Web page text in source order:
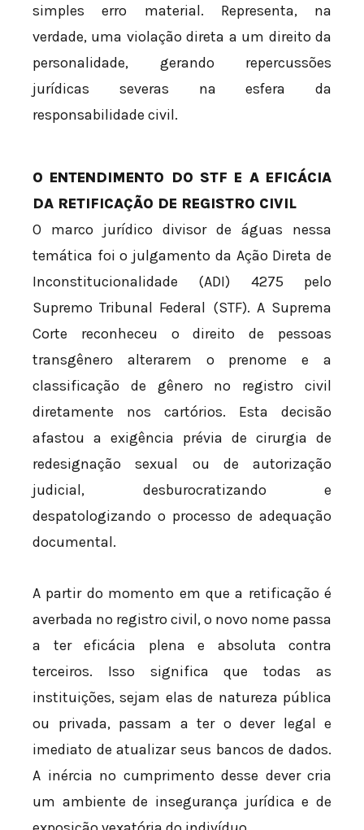
simples erro material. Representa, na
verdade, uma violação direta a um direito da
personalidade, gerando repercussões
jurídicas severas na esfera da
responsabilidade civil.
O ENTENDIMENTO DO STF E A EFICÁCIA
DA RETIFICAÇÃO DE REGISTRO CIVIL
O marco jurídico divisor de águas nessa
temática foi o julgamento da Ação Direta de
Inconstitucionalidade (ADI) 4275 pelo
Supremo Tribunal Federal (STF). A Suprema
Corte reconheceu o direito de pessoas
transgênero alterarem o prenome e a
classificação de gênero no registro civil
diretamente nos cartórios. Esta decisão
afastou a exigência prévia de cirurgia de
redesignação sexual ou de autorização
judicial, desburocratizando e
despatologizando o processo de adequação
documental.
A partir do momento em que a retificação é
averbada no registro civil, o novo nome passa
a ter eficácia plena e absoluta contra
terceiros. Isso significa que todas as
instituições, sejam elas de natureza pública
ou privada, passam a ter o dever legal e
imediato de atualizar seus bancos de dados.
A inércia no cumprimento desse dever cria
um ambiente de insegurança jurídica e de